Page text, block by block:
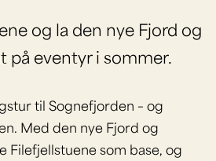
og la den nye Fjord og
på eventyr i sommer.
til Sognefjorden – og
Med den nye Fjord og
Filefjellstuene som base, og